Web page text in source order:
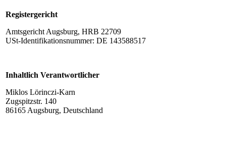
Registergericht
Amtsgericht Augsburg, HRB 22709
USt-Identifikationsnummer: DE 143588517
Inhaltlich Verantwortlicher
Miklos Lörinczi-Karn
Zugspitzstr. 140
86165 Augsburg, Deutschland